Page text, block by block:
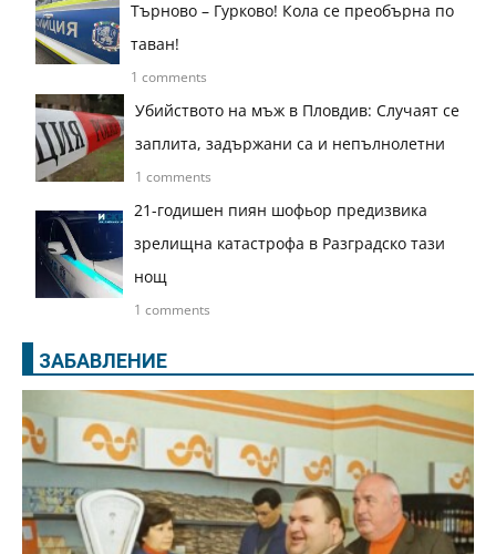
Търново – Гурково! Кола се преобърна по
таван!
1 comments
Убийството на мъж в Пловдив: Случаят се
заплита, задържани са и непълнолетни
1 comments
21-годишен пиян шофьор предизвика
зрелищна катастрофа в Разградско тази
нощ
1 comments
ЗАБАВЛЕНИЕ